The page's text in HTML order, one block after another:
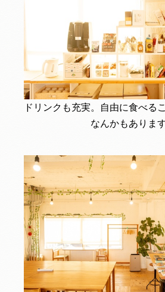
ドリンクも充実。自由に食べる
なんかもあります